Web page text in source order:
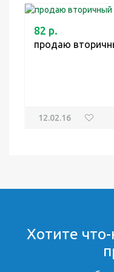
82 р.
продаю
12.02.16
Хотите